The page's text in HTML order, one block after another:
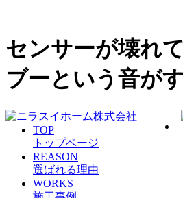
センサーが壊れ
ブーという音が
TOP
トップページ
REASON
選ばれる理由
WORKS